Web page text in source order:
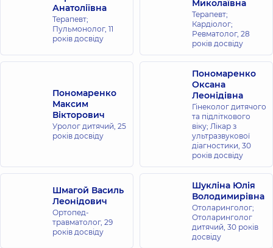
Анатоліївна
Терапевт;
Пульмонолог, 11
років досвіду
Миколаївна
Терапевт;
Кардіолог;
Ревматолог, 28
років досвіду
Пономаренко
Максим
Вікторович
Уролог дитячий, 25
років досвіду
Пономаренко
Оксана
Леонідівна
Гінеколог дитячого
та підліткового
віку; Лікар з
ультразвукової
діагностики, 30
років досвіду
Шмагой Василь
Леонідович
Ортопед-
травматолог, 29
років досвіду
Шукліна Юлія
Володимирівна
Отоларинголог;
Отоларинголог
дитячий, 30 років
досвіду